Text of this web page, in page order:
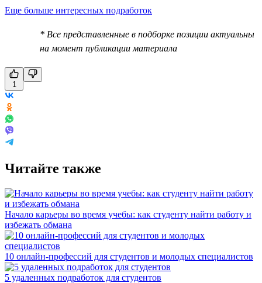
Еще больше интересных подработок
* Все представленные в подборке позиции актуальны
на момент публикации материала
1
Читайте также
Начало карьеры во время учебы: как студенту найти работу и
избежать обмана
10 онлайн-профессий для студентов и молодых специалистов
5 удаленных подработок для студентов